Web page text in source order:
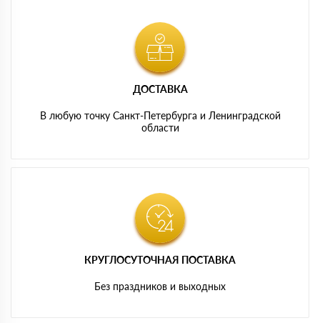
ДОСТАВКА
В любую точку Санкт-Петербурга и Ленинградской
области
КРУГЛОСУТОЧНАЯ ПОСТАВКА
Без праздников и выходных